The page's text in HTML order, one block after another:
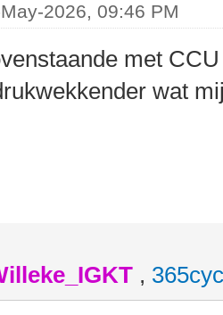
2026, 09:46 PM
met
wat
,